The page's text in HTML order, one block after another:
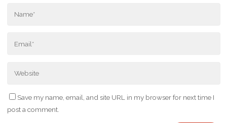
Save my name, email, and site URL in my browser for next time I
post a comment.